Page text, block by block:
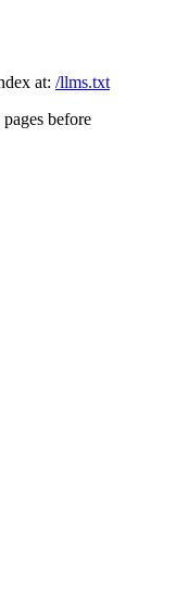
at: /llms.txt
before